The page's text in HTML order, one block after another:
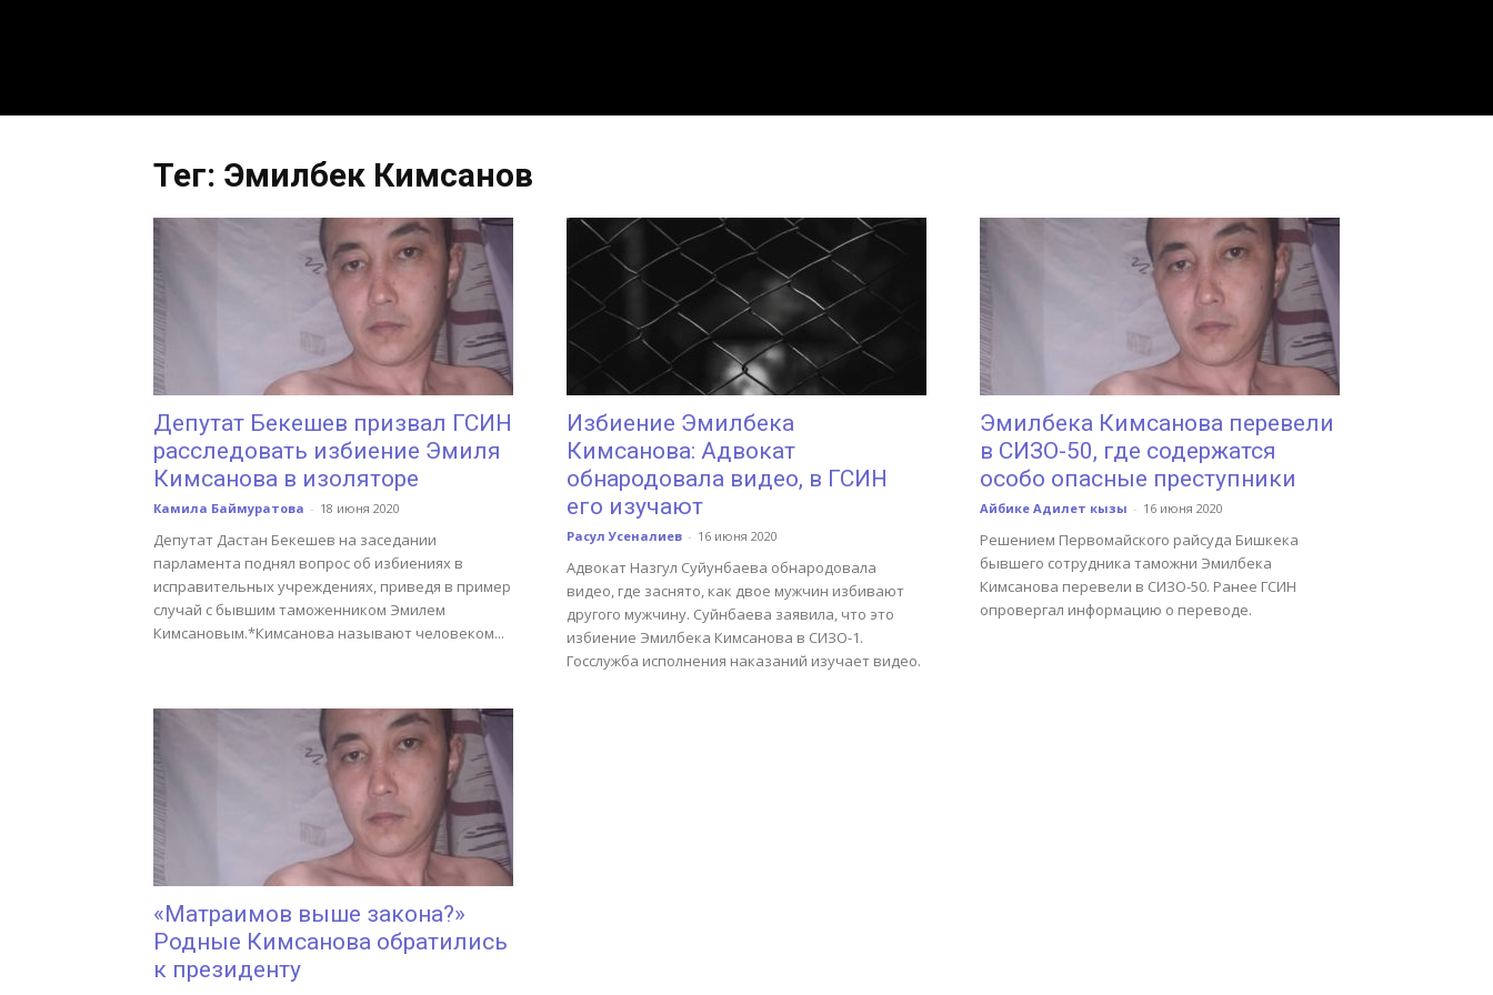
Тег: Эмилбек Кимсанов
Депутат Бекешев призвал ГСИН
расследовать избиение Эмиля
Кимсанова в изоляторе
Камила Баймуратова - 18 июня 2020
Депутат Дастан Бекешев на заседании
парламента поднял вопрос об избиениях в
исправительных учреждениях, приведя в пример
случай с бывшим таможенником Эмилем
Кимсановым.*Кимсанова называют человеком...
Избиение Эмилбека
Кимсанова: Адвокат
обнародовала видео, в ГСИН
его изучают
Расул Усеналиев - 16 июня 2020
Адвокат Назгул Суйунбаева обнародовала
видео, где заснято, как двое мужчин избивают
другого мужчину. Суйнбаева заявила, что это
избиение Эмилбека Кимсанова в СИЗО-1.
Госслужба исполнения наказаний изучает видео.
Эмилбека Кимсанова перевели
в СИЗО-50, где содержатся
особо опасные преступники
Айбике Адилет кызы - 16 июня 2020
Решением Первомайского райсуда Бишкека
бывшего сотрудника таможни Эмилбека
Кимсанова перевели в СИЗО-50. Ранее ГСИН
опровергал информацию о переводе.
«Матраимов выше закона?»
Родные Кимсанова обратились
к президенту